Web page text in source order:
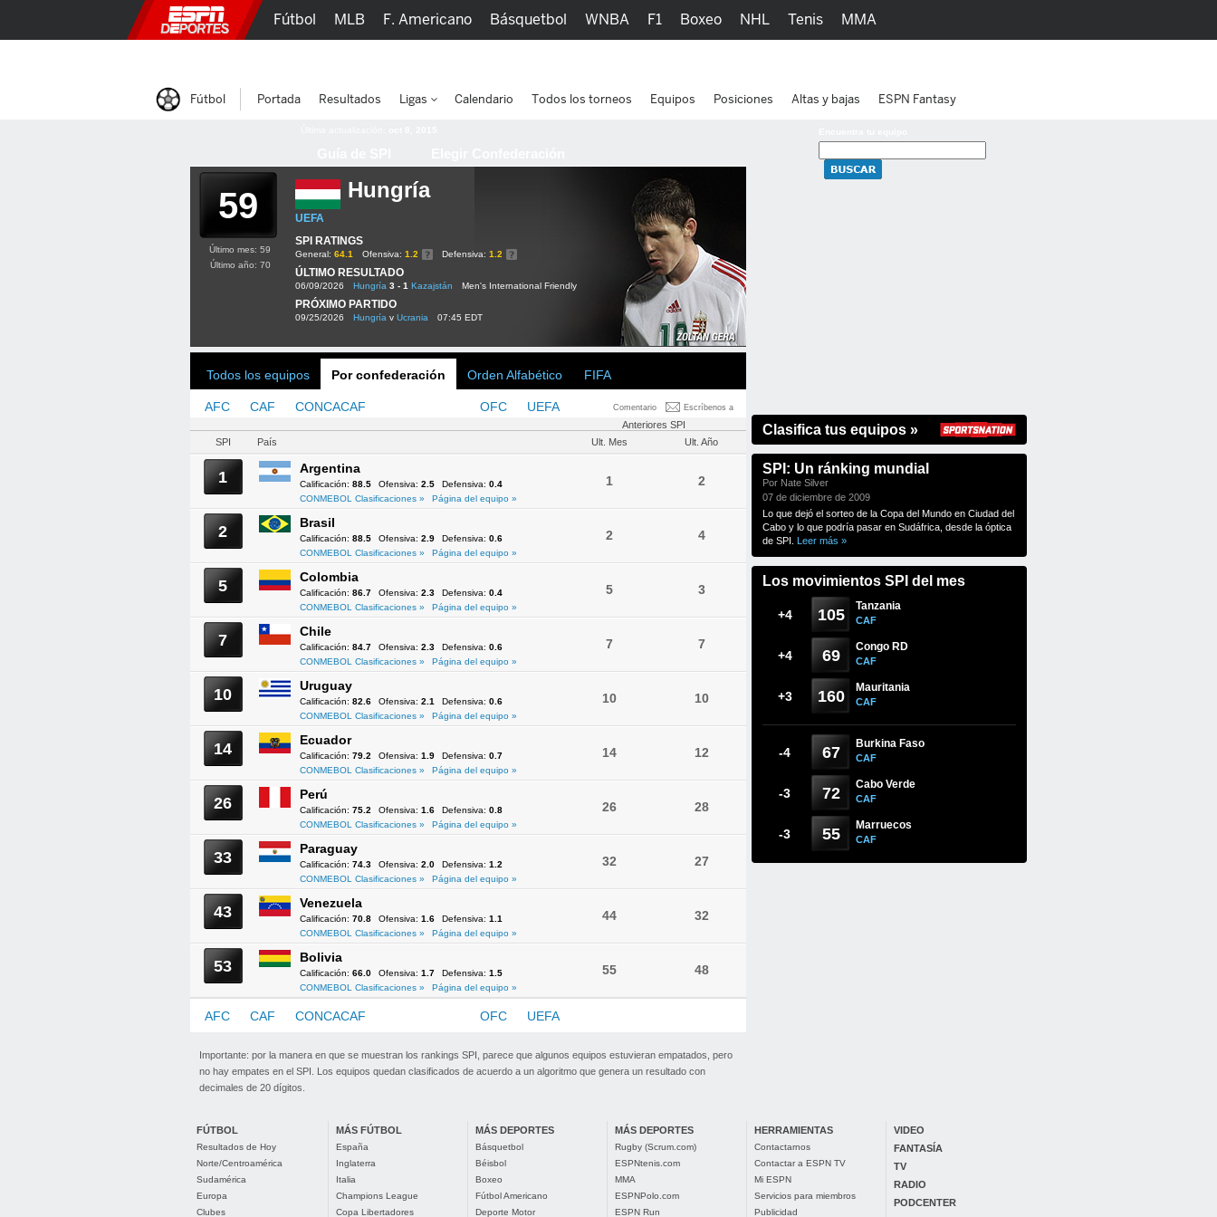
59 Hungría
UEFA
SPI RATINGS
General: 64.1 Ofensiva: 1.2 Defensiva: 1.2
ÚLTIMO RESULTADO
06/09/2026 Hungría 3 - 1 Kazajstán Men's International Friendly
PRÓXIMO PARTIDO
09/25/2026 Hungría v Ucrania 07:45 EDT
Último mes: 59
Último año: 70
Todos los equipos Por confederación Orden Alfabético FIFA
Comentario Escríbenos a
AFC CAF CONCACAF OFC UEFA
Anteriores SPI
SPI
País Ult. Mes Ult. Año
1 Argentina
Calificación: 88.5 Ofensiva: 2.5 Defensiva: 0.4
CONMEBOL Clasificaciones »
Página del equipo »
1 2
2 Brasil
Calificación: 88.5 Ofensiva: 2.9 Defensiva: 0.6
CONMEBOL Clasificaciones »
Página del equipo »
2 4
5 Colombia
Calificación: 86.7 Ofensiva: 2.3 Defensiva: 0.4
CONMEBOL Clasificaciones »
Página del equipo »
5 3
7 Chile
Calificación: 84.7 Ofensiva: 2.3 Defensiva: 0.6
CONMEBOL Clasificaciones »
Página del equipo »
7 7
10 Uruguay
Calificación: 82.6 Ofensiva: 2.1 Defensiva: 0.6
CONMEBOL Clasificaciones »
Página del equipo »
10 10
14 Ecuador
Calificación: 79.2 Ofensiva: 1.9 Defensiva: 0.7
CONMEBOL Clasificaciones »
Página del equipo »
14 12
26 Perú
Calificación: 75.2 Ofensiva: 1.6 Defensiva: 0.8
CONMEBOL Clasificaciones »
Página del equipo »
26 28
33 Paraguay
Calificación: 74.3 Ofensiva: 2.0 Defensiva: 1.2
CONMEBOL Clasificaciones »
Página del equipo »
32 27
43 Venezuela
Calificación: 70.8 Ofensiva: 1.6 Defensiva: 1.1
CONMEBOL Clasificaciones »
Página del equipo »
44 32
53 Bolivia
Calificación: 66.0 Ofensiva: 1.7 Defensiva: 1.5
CONMEBOL Clasificaciones »
Página del equipo »
55 48
AFC CAF CONCACAF OFC UEFA
Importante: por la manera en que se muestran los rankings SPI, parece que algunos equipos estuvieran empatados, pero
no hay empates en el SPI. Los equipos quedan clasificados de acuerdo a un algoritmo que genera un resultado con
decimales de 20 dígitos.
Clasifica tus equipos »
SPI: Un ránking mundial
Por Nate Silver
07 de diciembre de 2009
Lo que dejó el sorteo de la Copa del Mundo en Ciudad del
Cabo y lo que podría pasar en Sudáfrica, desde la óptica
de SPI. Leer más »
Los movimientos SPI del mes
+4 105 Tanzania
CAF
+4 69 Congo RD
CAF
+3 160 Mauritania
CAF
-4 67 Burkina Faso
CAF
-3 72 Cabo Verde
CAF
-3 55 Marruecos
CAF
FÚTBOL
Resultados de Hoy
Norte/Centroamérica
Sudamérica
Europa
Clubes
MÁS FÚTBOL
España
Inglaterra
Italia
Champions League
Copa Libertadores
MÁS DEPORTES
Básquetbol
Béisbol
Boxeo
Fútbol Americano
Deporte Motor
MÁS DEPORTES
Rugby (Scrum.com)
ESPNtenis.com
MMA
ESPNPolo.com
ESPN Run
HERRAMIENTAS
Contactarnos
Contactar a ESPN TV
Mi ESPN
Servicios para miembros
Publicidad
VIDEO
FANTASÍA
TV
RADIO
PODCENTER
Fútbol MLB F. Americano Básquetbol WNBA F1 Boxeo NHL Tenis MMA
Fútbol Portada Resultados Ligas Calendario Todos los torneos Equipos Posiciones Altas y bajas ESPN Fantasy